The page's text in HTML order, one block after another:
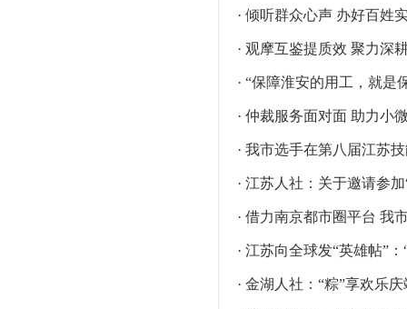
· 倾听群众心声 办好百
· 观摩互鉴提质效 聚力深
· “保障淮安的用工，就
· 仲裁服务面对面 助力小
· 我市选手在第八届江苏
· 江苏人社：关于邀请参
· 借力南京都市圈平台 我
· 江苏向全球发“英雄帖”
· 金湖人社：“粽”享欢乐